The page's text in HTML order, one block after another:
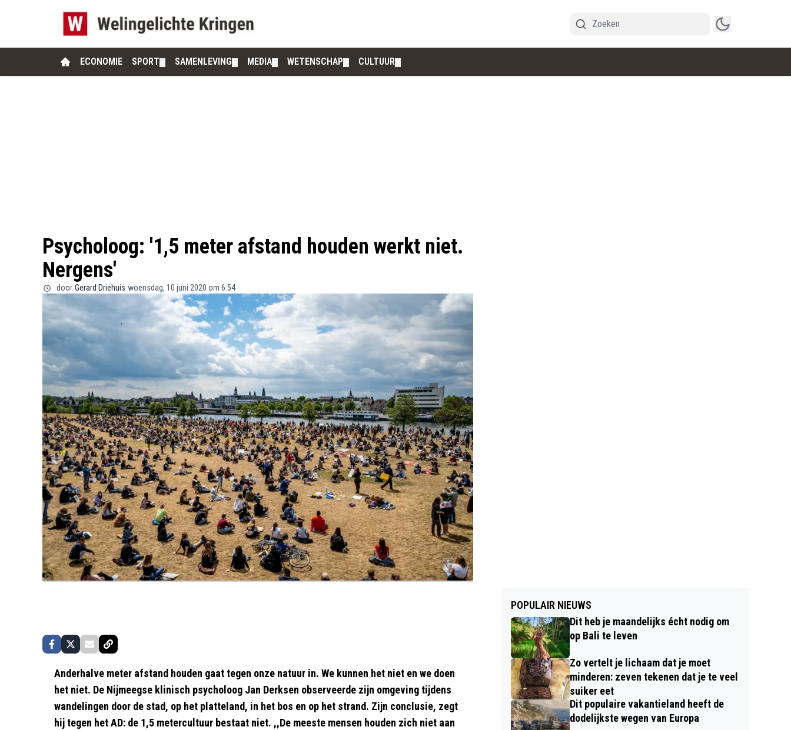
ECONOMIE SPORT SAMENLEVING MEDIA WETENSCHAP CULTUUR
Psycholoog: '1,5 meter afstand houden werkt niet.
Nergens'
door Gerard Driehuis woensdag, 10 juni 2020 om 6:54
Anderhalve meter afstand houden gaat tegen onze natuur in. We kunnen het niet en we doen
het niet. De Nijmeegse klinisch psycholoog Jan Derksen observeerde zijn omgeving tijdens
wandelingen door de stad, op het platteland, in het bos en op het strand. Zijn conclusie, zegt
hij tegen het AD: de 1,5 metercultuur bestaat niet. ,,De meeste mensen houden zich niet aan
POPULAIR NIEUWS
Dit heb je maandelijks écht nodig om
op Bali te leven
Zo vertelt je lichaam dat je moet
minderen: zeven tekenen dat je te veel
suiker eet
Dit populaire vakantieland heeft de
dodelijkste wegen van Europa